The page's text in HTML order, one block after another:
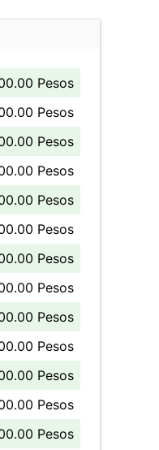
Pesos
Pesos
Pesos
Pesos
Pesos
Pesos
Pesos
Pesos
Pesos
Pesos
Pesos
Pesos
Pesos